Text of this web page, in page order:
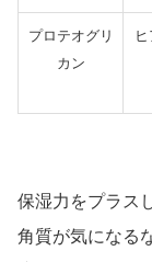
プロテオグリ
カン
保湿力をプラス
角質が気になる